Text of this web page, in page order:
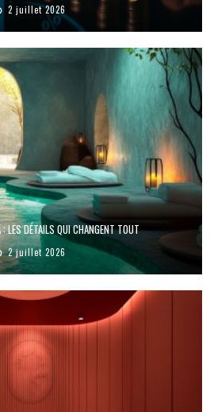
2 juillet 2026
: LES DÉTAILS QUI CHANGENT TOUT
2 juillet 2026